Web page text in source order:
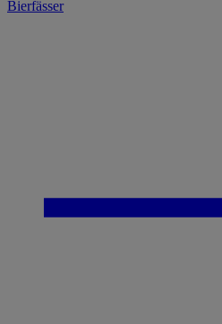
Bierfässer